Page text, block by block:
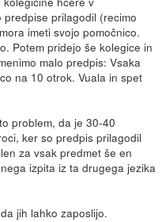
prilagodil (recimo
imeti svojo pomočnico.
Potem pridejo še kolegice in
malo predpis: Vsaka
na 10 otrok. Vuala in spet
problem, da je 30-40
ker so predpis prilagodil
za vsak predmet še en
izpita iz ta drugega jezika
jih lahko zaposlijo.